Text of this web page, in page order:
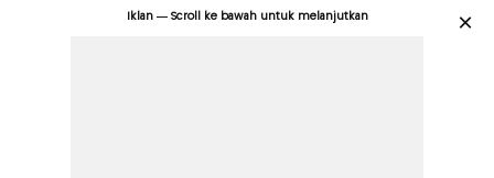
Iklan — Scroll ke bawah untuk melanjutkan ×